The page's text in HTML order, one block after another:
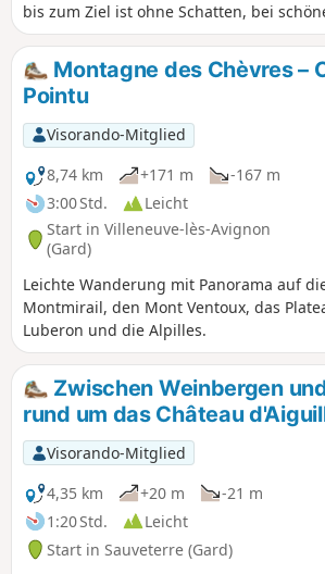
bis zum Ziel ist ohne Schatten, bei
Sie eine Kopfbedeckung mitnehmen.
insbesondere Graureiher, Kormorane
den Ufern der Gewässer und am Rand
Montagne des Chèvres –
Pointu
Visorando-Mitglied
8,74 km
+171 m
-167 m
3:00 Std.
Leicht
Start in Villeneuve-lès-Avignon
(Gard)
Leichte Wanderung mit Panorama auf
Montmirail, den Mont Ventoux, das
Luberon und die Alpilles.
Zwischen Weinbergen
rund um das Château
Visorando-Mitglied
4,35 km
+20 m
-21 m
1:20 Std.
Leicht
Start in Sauveterre (Gard)